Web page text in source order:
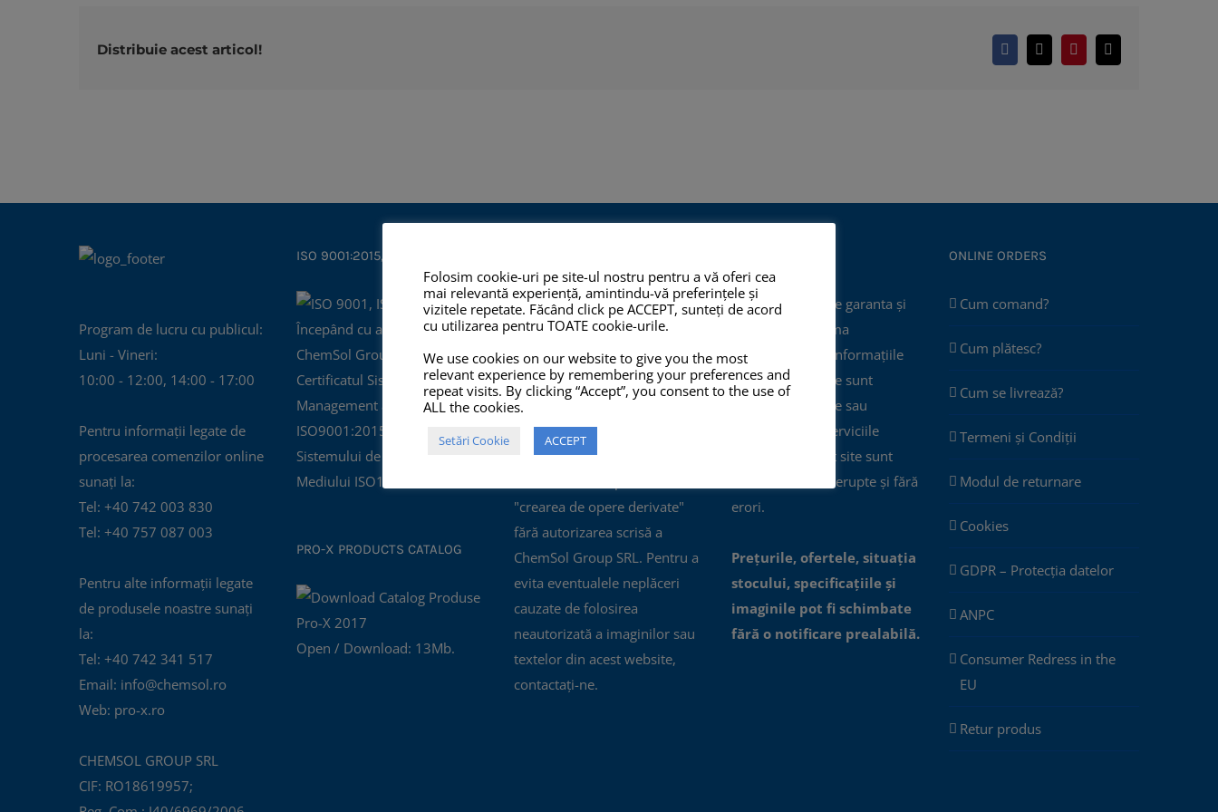
Distribuie acest articol! Facebook
X Pinterest
E-
mail:
Program de lucru cu publicul:
Luni - Vineri:
10:00 - 12:00, 14:00 - 17:00
Pentru informații legate de
procesarea comenzilor online
sunați la:
Tel: +40 742 003 830
Tel: +40 757 087 003
Pentru alte informații legate
de produsele noastre sunați
la:
Tel: +40 742 341 517
Email: info@chemsol.ro
Web: pro-x.ro
CHEMSOL GROUP SRL
CIF: RO18619957;
ISO 9001:2015, ISO 14001:2015
Începând cu anul 2012,
ChemSol Group deține
Certificatul Sistemului de
Management al Calității
ISO9001:2015 și Certificatul
Sistemului de Management al
Mediului ISO14001:2015.
PRO-X PRODUCTS CATALOG
Open / Download: 13Mb.
TOATE imaginile și textele din
acest site sunt proprietate
privată și NU este permisă
copierea, multiplicarea sau
folosirea în scopuri
comerciale, NU este permisă
modificarea, distorsionarea
"crearea de opere derivate"
fără autorizarea scrisă a
ChemSol Group SRL. Pentru a
evita eventualele neplăceri
cauzate de folosirea
neautorizată a imaginilor sau
textelor din acest website,
contactați-ne.
Pro-X.ro nu poate garanta și
nu își poate asuma
răspunderea că informațiile
prezentate pe site sunt
corecte, complete sau
actualizate, iar serviciile
oferite prin acest site sunt
accesibile, neîntrerupte și fără
erori.
Prețurile, ofertele, situația
stocului, specificațiile și
imaginile pot fi schimbate
fără o notificare prealabilă.
ONLINE ORDERS
Cum comand?
Cum plătesc?
Cum se livrează?
Termeni și Condiții
Modul de returnare
Cookies
GDPR – Protecția datelor
ANPC
Consumer Redress in the
EU
Retur produs
Folosim cookie-uri pe site-ul nostru pentru a vă oferi cea
mai relevantă experiență, amintindu-vă preferințele și
vizitele repetate. Făcând click pe ACCEPT, sunteți de acord
cu utilizarea pentru TOATE cookie-urile.
We use cookies on our website to give you the most
relevant experience by remembering your preferences and
repeat visits. By clicking “Accept”, you consent to the use of
ALL the cookies.
Setări Cookie ACCEPT